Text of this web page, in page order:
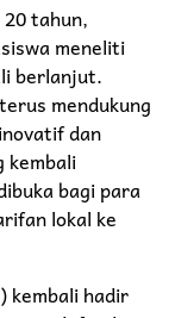
tahun,
meneliti
berlanjut.
mendukung
dan
kembali
bagi para
lokal ke
kembali hadir